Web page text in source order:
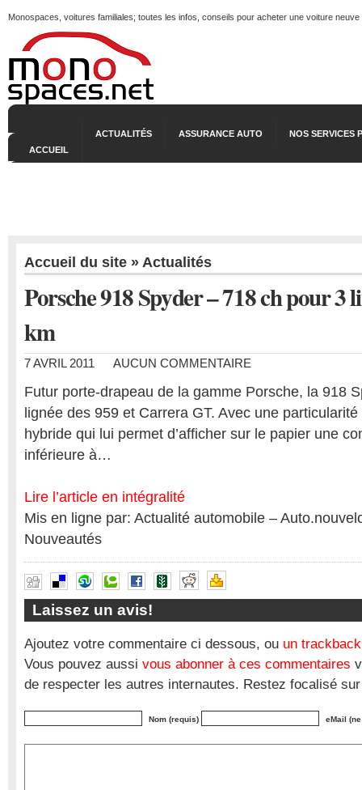
Monospaces, voitures familiales; toutes les infos, conseils pour acheter une voiture
ACCUEIL
ACTUALITÉS ASSURANCE AUTO NOS SERVICES
Accueil du site » Actualités
Porsche 918 Spyder – 718 ch pour 3
km
7 AVRIL 2011 AUCUN COMMENTAIRE
Futur porte-drapeau de la gamme Porsche, la 918
lignée des 959 et Carrera GT. Avec une
hybride qui lui permet d’afficher sur le papier une
inférieure à…
Lire l’article en intégralité
Mis en ligne par: Actualité automobile –
Nouveautés
Laissez un avis!
Ajoutez votre commentaire ci dessous, ou un trackback
Vous pouvez aussi vous abonner à ces commentaires
de respecter les autres internautes. Restez focalisé
Nom (requis) eMail